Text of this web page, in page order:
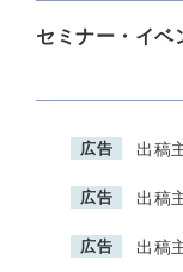
セミナー・イベ
広告 出稿
広告 出稿
広告 出稿